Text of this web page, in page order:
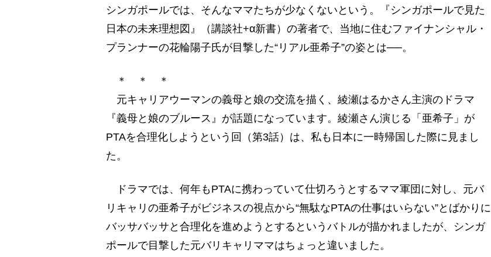
シンガポールでは、そんなママたちが少なくないという。『シンガポールで見た
日本の未来理想図』（講談社+α新書）の著者で、当地に住むファイナンシャル・
プランナーの花輪陽子氏が目撃した“リアル亜希子”の姿とは──。
＊ ＊ ＊
元キャリアウーマンの義母と娘の交流を描く、綾瀬はるかさん主演のドラマ
『義母と娘のブルース』が話題になっています。綾瀬さん演じる「亜希子」が
PTAを合理化しようという回（第3話）は、私も日本に一時帰国した際に見まし
た。
ドラマでは、何年もPTAに携わっていて仕切ろうとするママ軍団に対し、元バ
リキャリの亜希子がビジネスの視点から“無駄なPTAの仕事はいらない”とばかりに
バッサバッサと合理化を進めようとするというバトルが描かれましたが、シンガ
ポールで目撃した元バリキャリママはちょっと違いました。